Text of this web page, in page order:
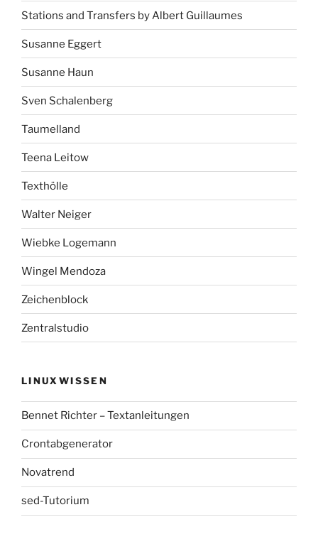
Stations and Transfers by Albert Guillaumes
Susanne Eggert
Susanne Haun
Sven Schalenberg
Taumelland
Teena Leitow
Texthölle
Walter Neiger
Wiebke Logemann
Wingel Mendoza
Zeichenblock
Zentralstudio
LINUXWISSEN
Bennet Richter – Textanleitungen
Crontabgenerator
Novatrend
sed-Tutorium